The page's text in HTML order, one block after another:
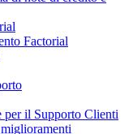
Factorial
per il Supporto Clienti